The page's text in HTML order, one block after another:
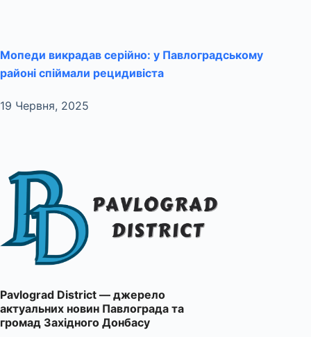
Мопеди викрадав серійно: у Павлоградському
районі спіймали рецидивіста
19 Червня, 2025
Pavlograd District — джерело
актуальних новин Павлограда та
громад Західного Донбасу